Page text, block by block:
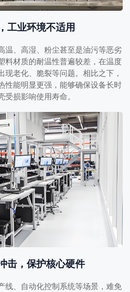
工业环境不适用
温、高湿、粉尘甚至是油污等恶劣
料材质的耐温性普遍较差，在温度
现老化、脆裂等问题。相比之下，
性能明显更强，能够确保设备长时
损影响使用寿命。
击，保护核心硬件
线、自动化控制系统等场景，难免